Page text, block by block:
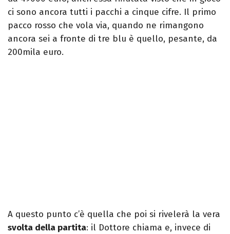
ci sono ancora tutti i pacchi a cinque cifre. Il primo
pacco rosso che vola via, quando ne rimangono
ancora sei a fronte di tre blu è quello, pesante, da
200mila euro.
A questo punto c’è quella che poi si rivelerà la vera
svolta della partita: il Dottore chiama e, invece di